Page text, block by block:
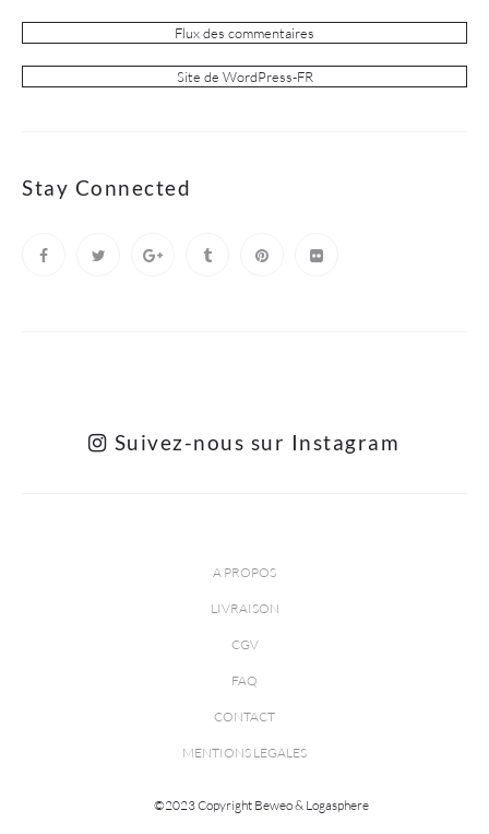
Flux des commentaires
Site de WordPress-FR
Stay Connected
Suivez-nous sur Instagram
A PROPOS
LIVRAISON
CGV
FAQ
CONTACT
MENTIONS LEGALES
©2023 Copyright Beweo & Logasphere